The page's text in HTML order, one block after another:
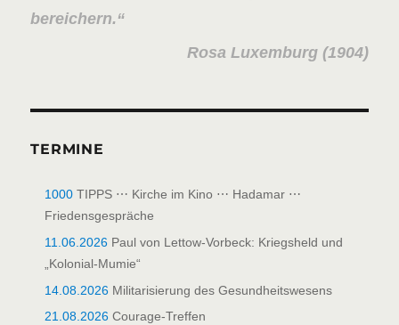
bereichern.
Rosa Luxemburg (1904)
TERMINE
1000 TIPPS ⋯ Kirche im Kino ⋯ Hadamar ⋯
Friedensgespräche
11.06.2026 Paul von Lettow-Vorbeck: Kriegsheld und
„Kolonial-Mumie“
14.08.2026 Militarisierung des Gesundheitswesens
21.08.2026 Courage-Treffen